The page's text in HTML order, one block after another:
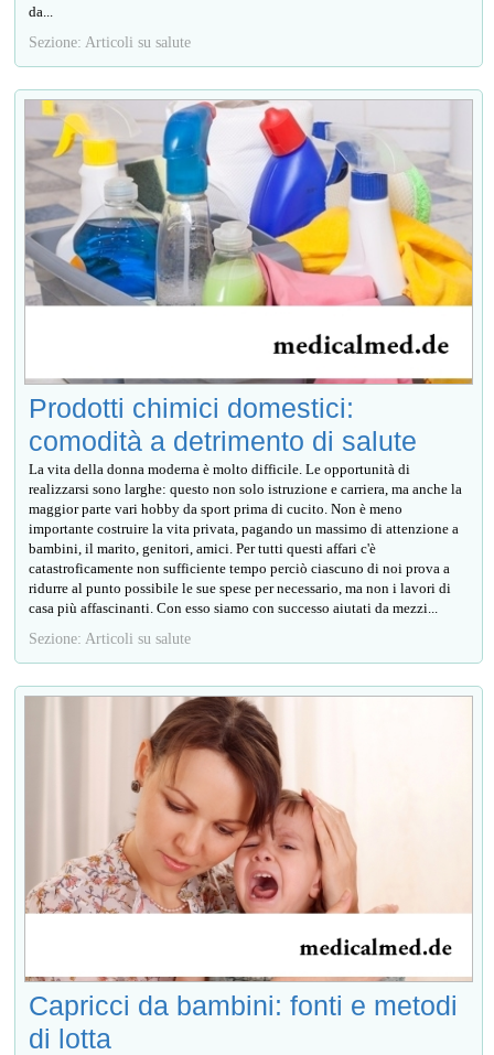
da...
Sezione: Articoli su salute
Prodotti chimici domestici:
comodità a detrimento di salute
La vita della donna moderna è molto difficile. Le opportunità di
realizzarsi sono larghe: questo non solo istruzione e carriera, ma anche la
maggior parte vari hobby da sport prima di cucito. Non è meno
importante costruire la vita privata, pagando un massimo di attenzione a
bambini, il marito, genitori, amici. Per tutti questi affari c'è
catastroficamente non sufficiente tempo perciò ciascuno di noi prova a
ridurre al punto possibile le sue spese per necessario, ma non i lavori di
casa più affascinanti. Con esso siamo con successo aiutati da mezzi...
Sezione: Articoli su salute
Capricci da bambini: fonti e metodi
di lotta